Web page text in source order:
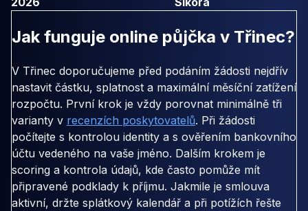
Jak funguje online půjčka v Třinec?
V Třinec doporučujeme před podáním žádosti nejdřív
nastavit částku, splatnost a maximální měsíční zatížení
rozpočtu. První krok je vždy porovnat minimálně tři
varianty v recenzích poskytovatelů. Při žádosti
počítejte s kontrolou identity a s ověřením bankovního
účtu vedeného na vaše jméno. Dalším krokem je
scoring a kontrola údajů, kde často pomůže mít
připravené podklady k příjmu. Jakmile je smlouva
aktivní, držte splátkový kalendář a při potížích řešte